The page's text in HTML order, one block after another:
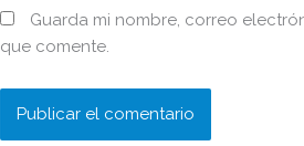
Guarda mi nombre, correo
que comente.